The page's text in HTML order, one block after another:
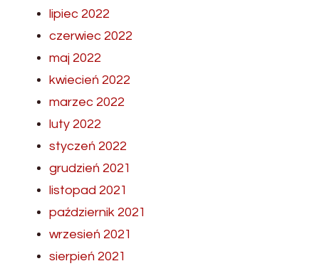
lipiec 2022
czerwiec 2022
maj 2022
kwiecień 2022
marzec 2022
luty 2022
styczeń 2022
grudzień 2021
listopad 2021
październik 2021
wrzesień 2021
sierpień 2021